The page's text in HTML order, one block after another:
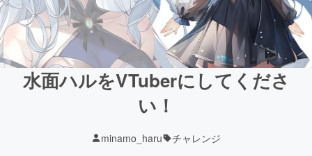
水面ハルをVTuberにしてくださ
い！
minamo_haru チャレンジ